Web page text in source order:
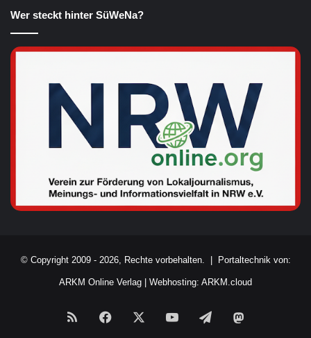
Wer steckt hinter SüWeNa?
© Copyright 2009 - 2026, Rechte vorbehalten. | Portaltechnik von:
ARKM Online Verlag Webhosting: ARKM.cloud
RSS Facebook YouTubeTelegram